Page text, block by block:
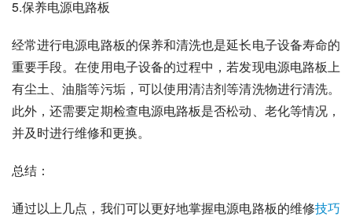
5.保养电源电路板
经常进行电源电路板的保养和清洗也是延长电子设备寿命的
重要手段。在使用电子设备的过程中，若发现电源电路板上
有尘土、油脂等污垢，可以使用清洁剂等清洗物进行清洗。
此外，还需要定期检查电源电路板是否松动、老化等情况，
并及时进行维修和更换。
总结：
通过以上几点，我们可以更好地掌握电源电路板的维修技巧